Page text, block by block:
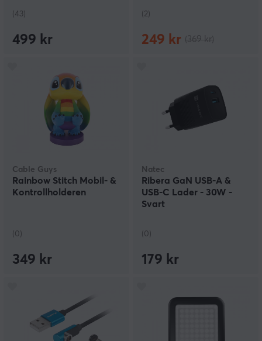
(43)
499 kr
(2)
249 kr
Cable Guys
Rainbow Stitch Mobil- &
Kontrollholderen
(0)
349 kr
Natec
Ribera GaN USB-A &
USB-C Lader - 30W -
Svart
(0)
179 kr